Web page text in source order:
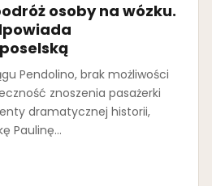
osoby na wózku.
Pendolino, brak możliwości
znoszenia pasażerki
dramatycznej historii,
Paulinę…